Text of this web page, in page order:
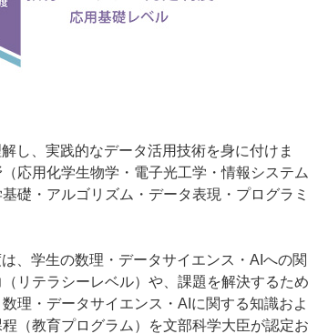
し、実践的なデータ活用技術を身に付けま
応用化学生物学・電子光工学・情報システム
礎・アルゴリズム・データ表現・プログラミ
、学生の数理・データサイエンス・AIへの関
リテラシーレベル）や、課題を解決するため
理・データサイエンス・AIに関する知識およ
（教育プログラム）を文部科学大臣が認定お